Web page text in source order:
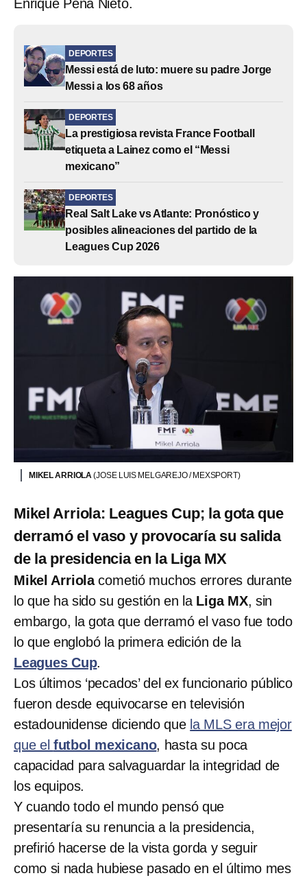
Enrique Peña Nieto.
DEPORTES
Messi está de luto: muere su padre Jorge
Messi a los 68 años
DEPORTES
La prestigiosa revista France Football
etiqueta a Lainez como el “Messi
mexicano”
DEPORTES
Real Salt Lake vs Atlante: Pronóstico y
posibles alineaciones del partido de la
Leagues Cup 2026
MIKEL ARRIOLA(JOSE LUIS MELGAREJO / MEXSPORT)
Mikel Arriola: Leagues Cup; la gota que
derramó el vaso y provocaría su salida
de la presidencia en la Liga MX
Mikel Arriolacometió muchos errores durante
lo que ha sido su gestión en la Liga MX, sin
embargo, la gota que derramó el vaso fue todo
lo que englobó la primera edición de la
Leagues Cup.
Los últimos ‘pecados’ del ex funcionario público
fueron desde equivocarse en televisión
estadounidense diciendo que la MLS era mejor
que el futbol mexicano, hasta su poca
capacidad para salvaguardar la integridad de
los equipos.
Y cuando todo el mundo pensó que
presentaría su renuncia a la presidencia,
prefirió hacerse de la vista gorda y seguir
como si nada hubiese pasado en el último mes